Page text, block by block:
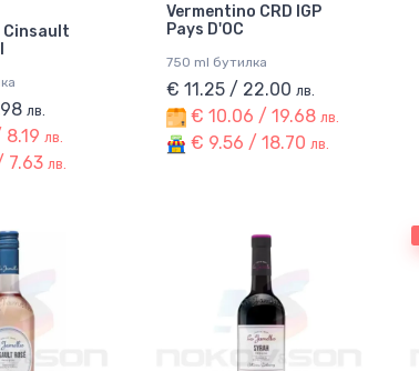
Cinsault
лв.
лв.
7.63 лв.
Vermentino CRD IGP
Pays D'OC
750 ml бутилка
€ 11.25 / 22.00лв.
€ 10.06 / 19.68лв.
€ 9.56 / 18.70лв.